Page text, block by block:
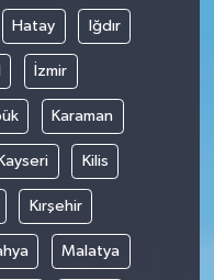
Hatay Iğdır
İzmir
Karaman
Kayseri Kilis
Kırşehir
Malatya